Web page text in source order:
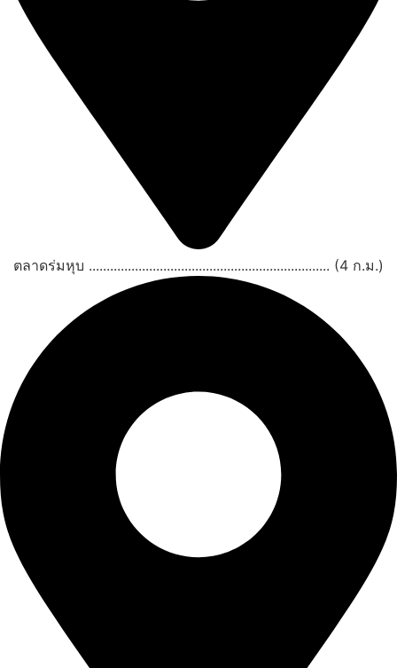
ตลาดร่มหุบ .................................................................... (4 ก.ม.)